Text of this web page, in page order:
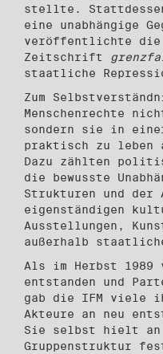
stellte.
eine unabhängige
veröffentlichte die
Zeitschrift
staatliche
Zum
Menschenrechte
sondern sie in
praktisch zu leben
Dazu zählten
die bewusste
Strukturen und der
eigenständigen
Ausstellungen,
außerhalb
Als im Herbst 1989
entstanden und
gab die IFM viele
Akteure an neu
Sie selbst hielt
Gruppenstruktur